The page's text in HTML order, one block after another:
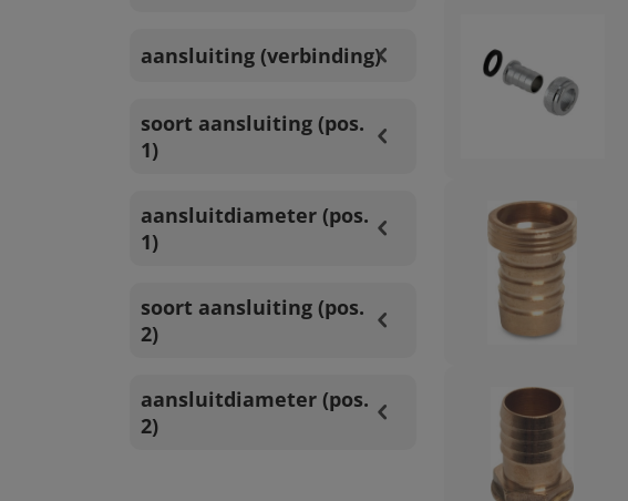
aansluiting (verbinding)
soort aansluiting (pos.
1)
aansluitdiameter (pos.
1)
soort aansluiting (pos.
2)
aansluitdiameter (pos.
2)